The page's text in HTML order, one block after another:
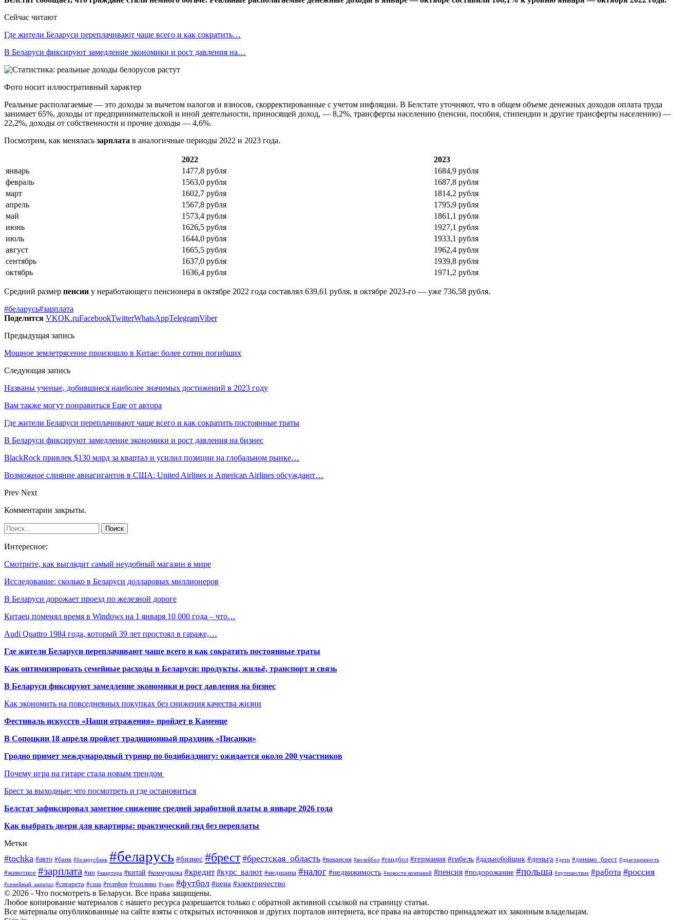
Сейчас читают
Где жители Беларуси переплачивают чаще всего и как сократить…
В Беларуси фиксируют замедление экономики и рост давления на…
Фото носит иллюстративный характер
Реальные располагаемые — это доходы за вычетом налогов и взносов, скорректированные с учетом инфляции. В Белстате уточняют, что в общем объеме денежных доходов оплата труда
занимает 65%, доходы от предпринимательской и иной деятельности, приносящей доход, — 8,2%, трансферты населению (пенсии, пособия, стипендии и другие трансферты населению) —
22,2%, доходы от собственности и прочие доходы — 4,6%.
Посмотрим, как менялась зарплата в аналогичные периоды 2022 и 2023 года.
2022
2023
январь
1477,8 рубля
1684,9 рубля
февраль
1563,0 рубля
1687,8 рубля
март
1602,7 рубля
1814,2 рубля
апрель
1567,8 рубля
1795,9 рубля
май
1573,4 рубля
1861,1 рубля
июнь
1626,5 рубля
1927,1 рубля
июль
1644,0 рубля
1933,1 рубля
август
1665,5 рубля
1962,4 рубля
сентябрь
1637,0 рубля
1939,8 рубля
октябрь
1636,4 рубля 1971,2 рубля
Средний размер пенсии у неработающего пенсионера в октябре 2022 года составлял 639,61 рубля, в октябре 2023-го — уже 736,58 рубля.
#беларусь#зарплата
Поделится VKOK.ruFacebookTwitterWhatsAppTelegramViber
Предыдущая запись
Мощное землетрясение произошло в Китае: более сотни погибших
Следующая запись
Названы ученые, добившиеся наиболее значимых достижений в 2023 году
Вам также могут понравиться Еще от автора
Где жители Беларуси переплачивают чаще всего и как сократить постоянные траты
В Беларуси фиксируют замедление экономики и рост давления на бизнес
BlackRock привлек $130 млрд за квартал и усилил позиции на глобальном рынке…
Возможное слияние авиагигантов в США: United Airlines и American Airlines обсуждают…
Prev Next
Комментарии закрыты.
Интересное:
Смотрите, как выглядит самый неудобный магазин в мире
Исследование: сколько в Беларуси долларовых миллионеров
В Беларуси дорожает проезд по железной дороге
Китаец поменял время в Windows на 1 января 10 000 года – что…
Audi Quattro 1984 года, который 39 лет простоял в гараже,…
Где жители Беларуси переплачивают чаще всего и как сократить постоянные траты
Как оптимизировать семейные расходы в Беларуси: продукты, жильё, транспорт и связь
В Беларуси фиксируют замедление экономики и рост давления на бизнес
Как экономить на повседневных покупках без снижения качества жизни
Фестиваль искусств «Наши отражения» пройдет в Каменце
В Сопоцкин 18 апреля пройдет традиционный праздник «Писанки»
Гродно примет международный турнир по бодибилдингу: ожидается около 200 участников
Почему игра на гитаре стала новым трендом
Брест за выходные: что посмотреть и где остановиться
Белстат зафиксировал заметное снижение средней заработной платы в январе 2026 года
Как выбрать двери для квартиры: практический гид без переплаты
Метки
#tochka #авто #банк #беларусбанк #беларусь #бизнес #брест #брестская_область #вакансия #волейбол #гандбол #германия #гибель #дальнобойщик #деньга #дети #динамо_брест #драгоценность
#животное #зарплата #ип #квартира #китай #коммуналка #кредит #курс_валют #медицина #налог #недвижимость #новости компаний #пенсия #подорожание #польша #путешествие #работа #россия
#семейный_капитал #сигарета #сша #телефон #топливо #умер #футбол #цена #электричество
© 2026 - Что посмотреть в Беларуси. Все права защищены.
Любое копирование материалов с нашего ресурса разрешается только с обратной активной ссылкой на страницу статьи.
Все материалы опубликованные на сайте взяты с открытых источников и других порталов интернета, все права на авторство принадлежат их законным владельцам.